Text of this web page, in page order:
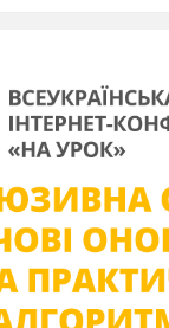
місця
на ньому
у
на
на столі
так, щоб